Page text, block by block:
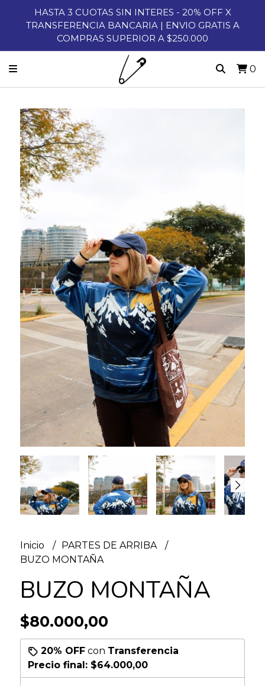
HASTA 3 CUOTAS SIN INTERES - 20% OFF X
TRANSFERENCIA BANCARIA | ENVIO GRATIS A
COMPRAS SUPERIOR A $250.000
0
Inicio
PARTES DE ARRIBA
BUZO MONTAÑA
BUZO MONTAÑA
$80.000,00
20% OFFcon Transferencia
Precio final: $64.000,00